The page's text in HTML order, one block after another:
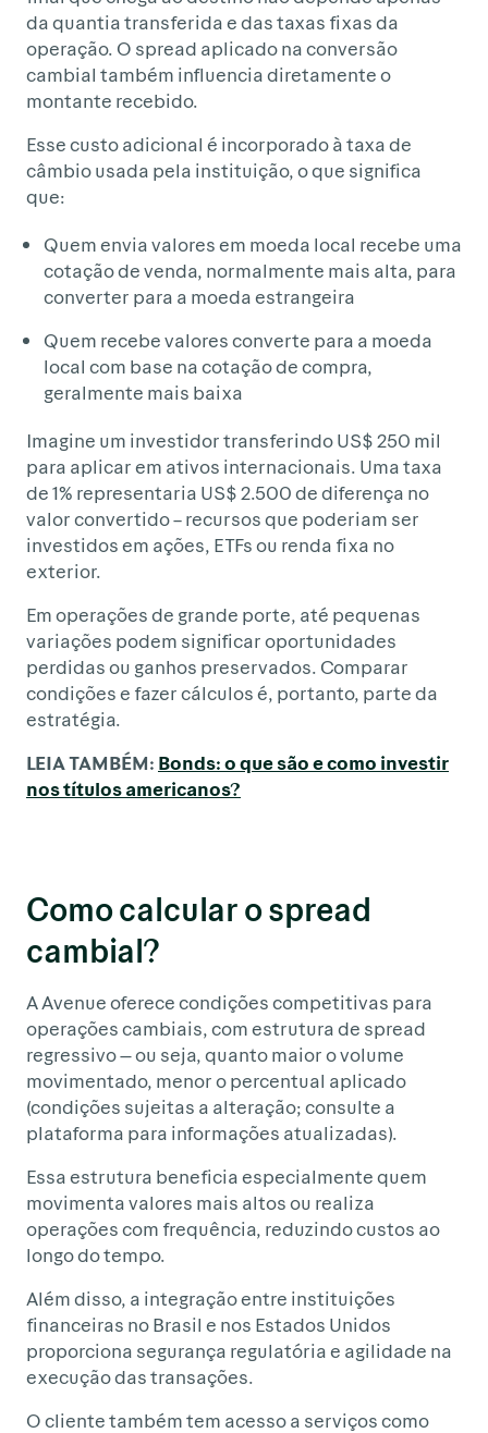
da quantia transferida e das taxas fixas da
operação. O spread aplicado na conversão
cambial também influencia diretamente o
montante recebido.
Esse custo adicional é incorporado à taxa de
câmbio usada pela instituição, o que significa
que:
Quem envia valores em moeda local recebe uma
cotação de venda, normalmente mais alta, para
converter para a moeda estrangeira
Quem recebe valores converte para a moeda
local com base na cotação de compra,
geralmente mais baixa
Imagine um investidor transferindo US$ 250 mil
para aplicar em ativos internacionais. Uma taxa
de 1% representaria US$ 2.500 de diferença no
valor convertido – recursos que poderiam ser
investidos em ações, ETFs ou renda fixa no
exterior.
Em operações de grande porte, até pequenas
variações podem significar oportunidades
perdidas ou ganhos preservados. Comparar
condições e fazer cálculos é, portanto, parte da
estratégia.
LEIA TAMBÉM: Bonds: o que são e como investir
nos títulos americanos?
Como calcular o spread
cambial?
A Avenue oferece condições competitivas para
operações cambiais, com estrutura de spread
regressivo — ou seja, quanto maior o volume
movimentado, menor o percentual aplicado
(condições sujeitas a alteração; consulte a
plataforma para informações atualizadas).
Essa estrutura beneficia especialmente quem
movimenta valores mais altos ou realiza
operações com frequência, reduzindo custos ao
longo do tempo.
Além disso, a integração entre instituições
financeiras no Brasil e nos Estados Unidos
proporciona segurança regulatória e agilidade na
execução das transações.
O cliente também tem acesso a serviços como